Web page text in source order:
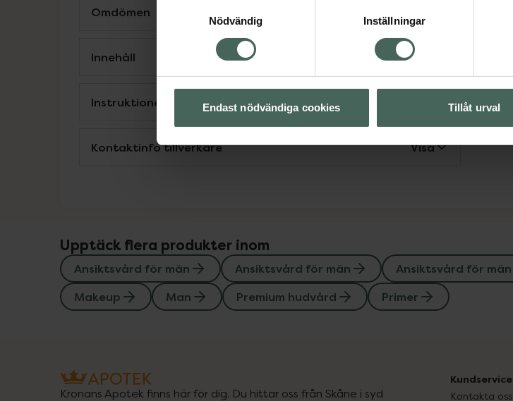
Nödvändig
Inställningar
Endast nödvändiga cookies Tillåt urval
Omdömen
Innehåll Visa
Instruktioner
Kontaktinfo tillverkare Visa
Upptäck flera produkter inom
Ansiktsvård för män Ansiktsvård för män Ansiktsvård för män
Makeup
Man Premium hudvård Primer
Kronans Apotek finns här för dig. Du hittar oss från Skåne i syd
Kundservice
Kontakta oss